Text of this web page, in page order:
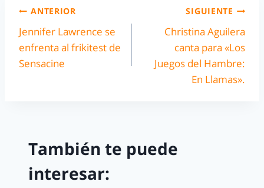
ANTERIOR
Jennifer Lawrence se
enfrenta al frikitest de
Sensacine
SIGUIENTE
Christina Aguilera
canta para «Los
Juegos del Hambre:
En Llamas».
También te puede
interesar: